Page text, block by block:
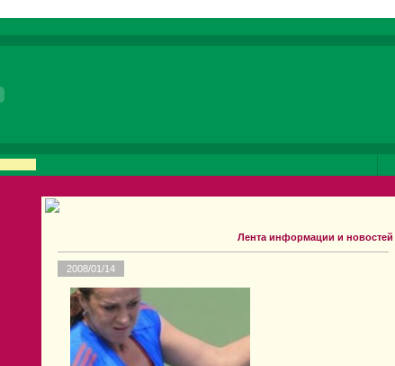
Лента информации и новостей
2008/01/14